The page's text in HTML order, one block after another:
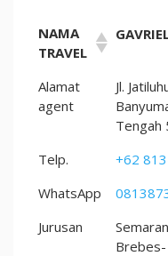
NAMA
TRAVEL
Alamat
agent
Jl.
Tengah
Telp.
+62
WhatsApp
Jurusan
Brebes-